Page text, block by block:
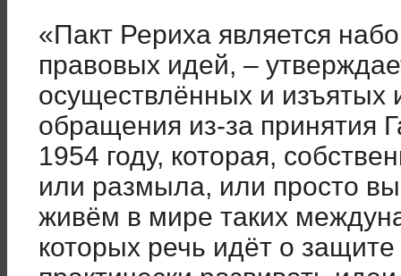
«Пакт Рериха является
правовых идей, –
осуществлённых и изъятых
обращения из-за принятия
1954 году, которая,
или размыла, или просто
живём в мире таких
которых речь идёт о